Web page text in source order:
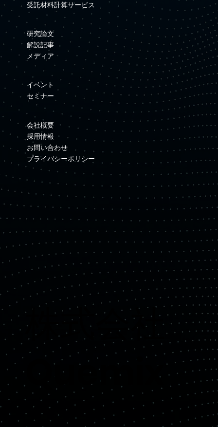
​株式会社
Quemix
受託材料計算サービス
研究論文
解説記事
メディア
イベント
セミナー
会社概要
採用情報
お問い合わせ
プライバシーポリシー